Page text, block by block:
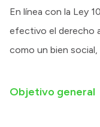
En línea con la Ley
efectivo el derecho
como un bien
Objetivo general